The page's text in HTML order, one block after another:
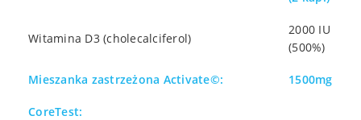
Witamina D3 (cholecalciferol)
2000 IU
(500%)
Mieszanka zastrzeżona Activate©: 1500mg
CoreTest: